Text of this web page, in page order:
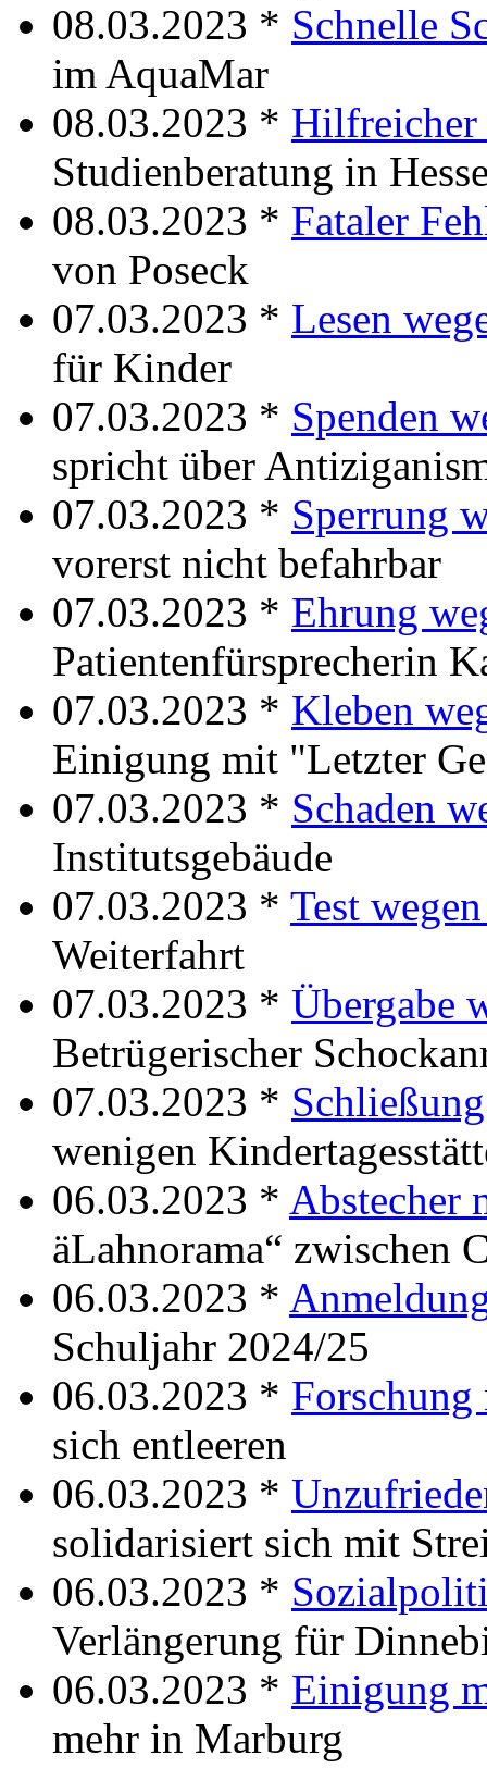
08.03.2023 * Schnelle
im AquaMar
08.03.2023 *
Studienberatung in
08.03.2023 * Fataler
von Poseck
07.03.2023 * Lesen
für Kinder
07.03.2023 * Spenden
spricht über
07.03.2023 * Sperrung
vorerst nicht befahrbar
07.03.2023 * Ehrung
Patientenfürsprecherin
07.03.2023 * Kleben
Einigung mit "Letzter
07.03.2023 * Schaden
Institutsgebäude
07.03.2023 * Test
Weiterfahrt
07.03.2023 * Übergabe
Betrügerischer
07.03.2023 *
wenigen
06.03.2023 * Abstecher
äLahnorama“ zwischen
06.03.2023 *
Schuljahr 2024/25
06.03.2023 *
sich entleeren
06.03.2023 *
solidarisiert sich mit
06.03.2023 *
Verlängerung für
06.03.2023 * Einigung
mehr in Marburg